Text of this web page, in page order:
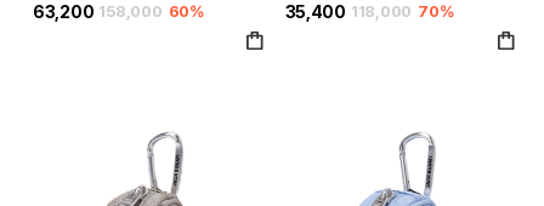
63,200 158,000 60% 35,400 118,000 70%